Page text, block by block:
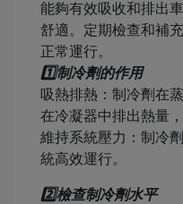
能夠有效吸收和排出
舒適。定期檢查和補
正常運行。
1️⃣制冷劑的作用
吸熱排熱：制冷劑在
在冷凝器中排出熱量
維持系統壓力：制冷
統高效運行。
2️⃣檢查制冷劑水平